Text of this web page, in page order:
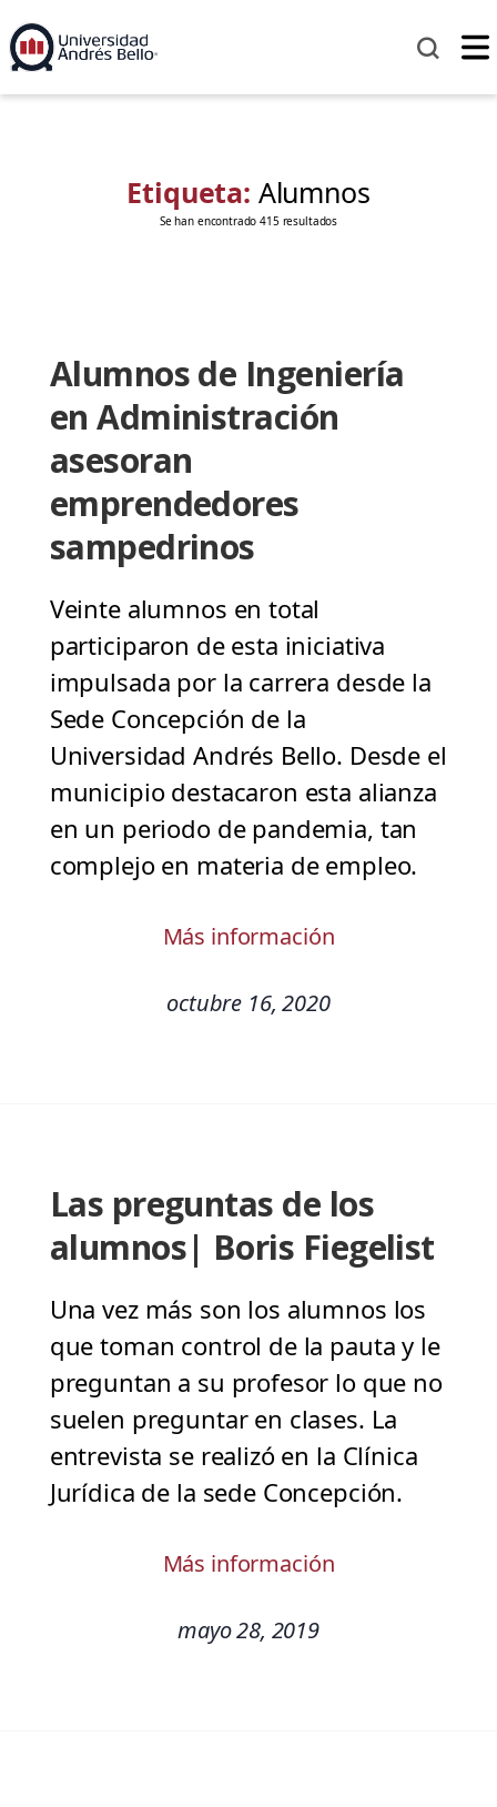
Etiqueta: Alumnos
Se han encontrado 415 resultados
Alumnos de Ingeniería
en Administración
asesoran
emprendedores
sampedrinos
Veinte alumnos en total
participaron de esta iniciativa
impulsada por la carrera desde la
Sede Concepción de la
Universidad Andrés Bello. Desde el
municipio destacaron esta alianza
en un periodo de pandemia, tan
complejo en materia de empleo.
Más información
octubre 16, 2020
Las preguntas de los
alumnos| Boris Fiegelist
Una vez más son los alumnos los
que toman control de la pauta y le
preguntan a su profesor lo que no
suelen preguntar en clases. La
entrevista se realizó en la Clínica
Jurídica de la sede Concepción.
Más información
mayo 28, 2019